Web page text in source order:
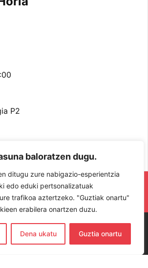
baloratzen dugu.
ditugu zure nabigazio-esperientzia
edo eduki pertsonalizatuak
trafikoa aztertzeko. "Guztiak onartu"
erabilera onartzen duzu.
Dena ukatu Guztia onartu
P2
¡LOS JUGADORES
PROTAGONISTAS!